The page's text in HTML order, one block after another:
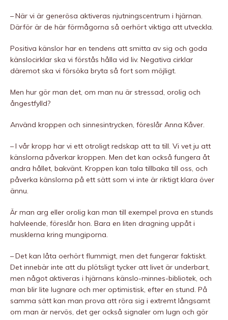
– När vi är generösa aktiveras njutningscentrum i hjärnan.
Därför är de här förmågorna så oerhört viktiga att utveckla.
Positiva känslor har en tendens att smitta av sig och goda
känslocirklar ska vi förstås hålla vid liv. Negativa cirklar
däremot ska vi försöka bryta så fort som möjligt.
Men hur gör man det, om man nu är stressad, orolig och
ångestfylld?
Använd kroppen och sinnesintrycken, föreslår Anna Kåver.
– I vår kropp har vi ett otroligt redskap att ta till. Vi vet ju att
känslorna påverkar kroppen. Men det kan också fungera åt
andra hållet, bakvänt. Kroppen kan tala tillbaka till oss, och
påverka känslorna på ett sätt som vi inte är riktigt klara över
ännu.
Är man arg eller orolig kan man till exempel prova en stunds
halvleende, föreslår hon. Bara en liten dragning uppåt i
musklerna kring mungiporna.
– Det kan låta oerhört flummigt, men det fungerar faktiskt.
Det innebär inte att du plötsligt tycker att livet är underbart,
men något aktiveras i hjärnans känslo-minnes-bibliotek, och
man blir lite lugnare och mer optimistisk, efter en stund. På
samma sätt kan man prova att röra sig i extremt långsamt
om man är nervös, det ger också signaler om lugn och gör